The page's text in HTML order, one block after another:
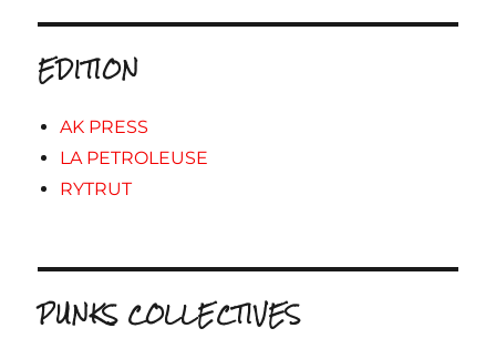
EDITION
AK PRESS
LA PETROLEUSE
RYTRUT
PUNKS COLLECTIVES